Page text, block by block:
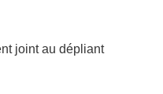
joint au dépliant